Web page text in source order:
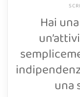
Hai
una